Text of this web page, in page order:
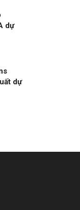
dự
dự